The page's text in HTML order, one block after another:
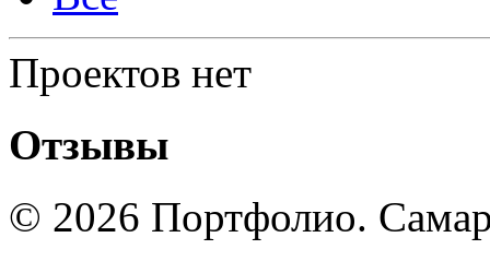
Проектов нет
Отзывы
© 2026 Портфолио.